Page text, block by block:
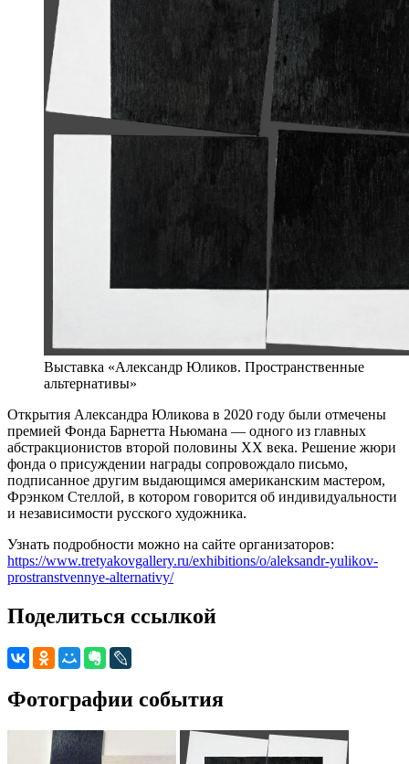
Выставка «Александр Юликов. Пространственные
альтернативы»
Открытия Александра Юликова в 2020 году были отмечены
премией Фонда Барнетта Ньюмана — одного из главных
абстракционистов второй половины ХХ века. Решение жюри
фонда о присуждении награды сопровождало письмо,
подписанное другим выдающимся американским мастером,
Фрэнком Стеллой, в котором говорится об индивидуальности
и независимости русского художника.
Узнать подробности можно на сайте организаторов:
https://www.tretyakovgallery.ru/exhibitions/o/aleksandr-yulikov-
prostranstvennye-alternativy/
Поделиться ссылкой
Фотографии события